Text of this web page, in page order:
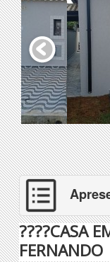
????CASA
FERNANDO